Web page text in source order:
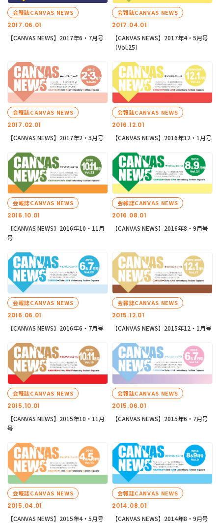
2017.06.01
会報誌CANVAS NEWS
【CANVAS NEWS】2017年6・7月号
2017.04.01
会報誌CANVAS NEWS
【CANVAS NEWS】2017年4・5月号
（Vol.25）
2017.02.01
会報誌CANVAS NEWS
【CANVAS NEWS】2017年2・3月号
2016.12.01
会報誌CANVAS NEWS
【CANVAS NEWS】2016年12・1月号
2016.10.01
会報誌CANVAS NEWS
【CANVAS NEWS】2016年10・11月
号
2016.08.01
会報誌CANVAS NEWS
【CANVAS NEWS】2016年8・9月号
2016.06.01
会報誌CANVAS NEWS
【CANVAS NEWS】2016年6・7月号
2015.12.01
会報誌CANVAS NEWS
【CANVAS NEWS】2015年12・1月号
2015.10.01
会報誌CANVAS NEWS
【CANVAS NEWS】2015年10・11月
号
2015.06.01
会報誌CANVAS NEWS
【CANVAS NEWS】2015年6・7月号
2015.04.01
会報誌CANVAS NEWS
【CANVAS NEWS】2015年4・5月号
2014.08.01
会報誌CANVAS NEWS
【CANVAS NEWS】2014年8・9月号